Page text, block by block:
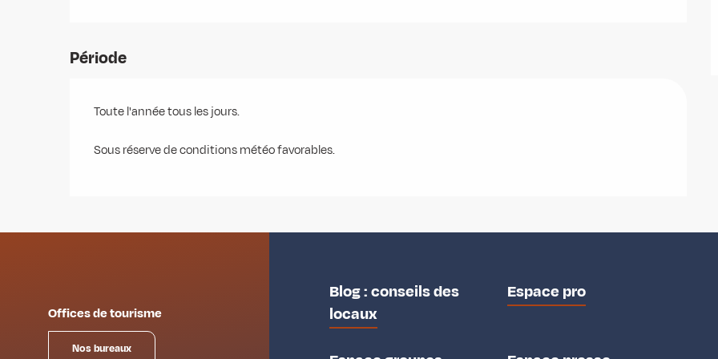
Période
Toute l'année tous les jours.
Sous réserve de conditions météo favorables.
Offices de tourisme
Nos bureaux
Blog : conseils des
locaux
Espace pro